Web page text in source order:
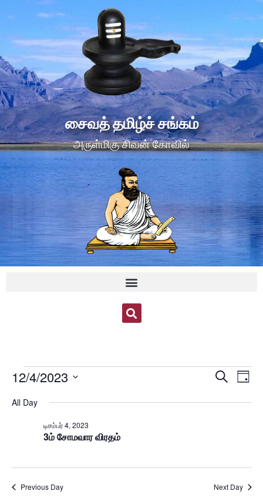
சைவத் தமிழ்ச் சங்கம்
அருள்மிகு சிவன் கோவில்
Search
Day
12/4/2023
date.
All Day
3ம் சோமவார விரதம்
டிசம்பர் 4, 2023
Previous Day Next Day